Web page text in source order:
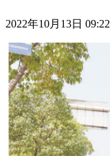
2022年10月13日 09:22